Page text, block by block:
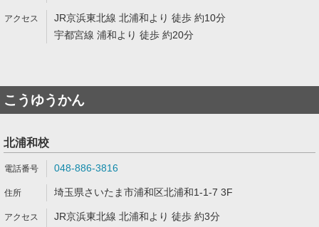
JR京浜東北線 北浦和より 徒歩 約10分
宇都宮線 浦和より 徒歩 約20分
こうゆうかん
北浦和校
048-886-3816
埼玉県さいたま市浦和区北浦和1-1-7 3F
JR京浜東北線 北浦和より 徒歩 約3分